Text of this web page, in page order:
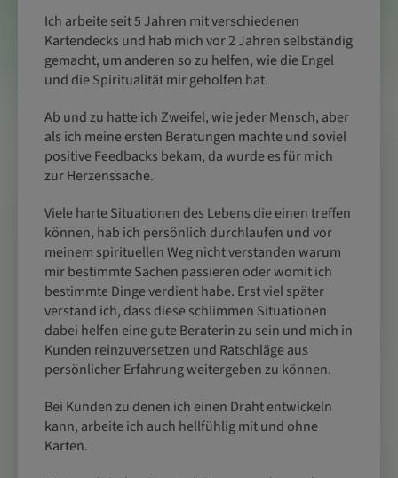
Ich arbeite seit 5 Jahren mit verschiedenen
Kartendecks und hab mich vor 2 Jahren selbständig
gemacht, um anderen so zu helfen, wie die Engel
und die Spiritualität mir geholfen hat.
Ab und zu hatte ich Zweifel, wie jeder Mensch, aber
als ich meine ersten Beratungen machte und soviel
positive Feedbacks bekam, da wurde es für mich
zur Herzenssache.
Viele harte Situationen des Lebens die einen treffen
können, hab ich persönlich durchlaufen und vor
meinem spirituellen Weg nicht verstanden warum
mir bestimmte Sachen passieren oder womit ich
bestimmte Dinge verdient habe. Erst viel später
verstand ich, dass diese schlimmen Situationen
dabei helfen eine gute Beraterin zu sein und mich in
Kunden reinzuversetzen und Ratschläge aus
persönlicher Erfahrung weitergeben zu können.
Bei Kunden zu denen ich einen Draht entwickeln
kann, arbeite ich auch hellfühlig mit und ohne
Karten.